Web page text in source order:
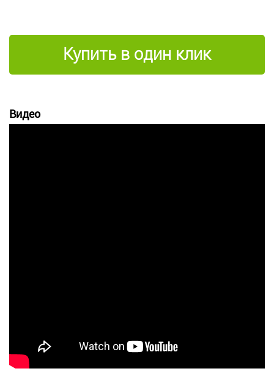
Купить в один клик
Видео